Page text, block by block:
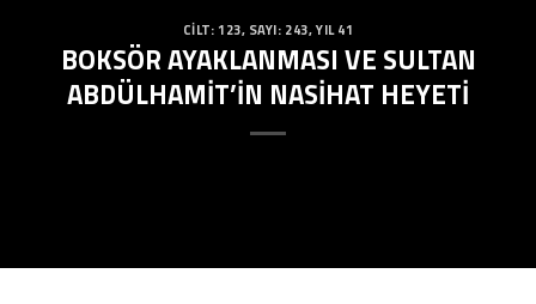
CILT: 123, SAYI: 243,YIL 41
BOKSÖR AYAKLANMASI VE SULTAN
ABDÜLHAMİT’İN NASİHAT HEYETİ